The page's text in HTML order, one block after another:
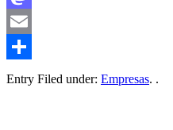
Mastodon
Email
Compartir
Entry Filed under: Empresas. .